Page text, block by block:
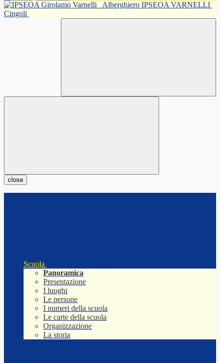
Alberghiero IPSEOA VARNELLI
Cingoli
close
Scuola
Panoramica
Presentazione
I luoghi
Le persone
I numeri della scuola
Le carte della scuola
Organizzazione
La storia